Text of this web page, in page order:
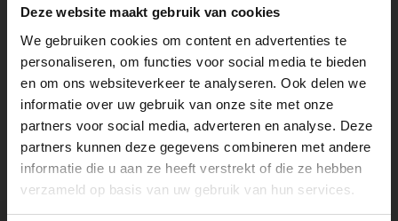
Deze website maakt gebruik van cookies
We gebruiken cookies om content en advertenties te
personaliseren, om functies voor social media te bieden
en om ons websiteverkeer te analyseren. Ook delen we
informatie over uw gebruik van onze site met onze
partners voor social media, adverteren en analyse. Deze
partners kunnen deze gegevens combineren met andere
informatie die u aan ze heeft verstrekt of die ze hebben
verzameld op basis van uw gebruik van hun services.
Altijd op de hoogte? Schrijf je in voor de nieuwsbrief!